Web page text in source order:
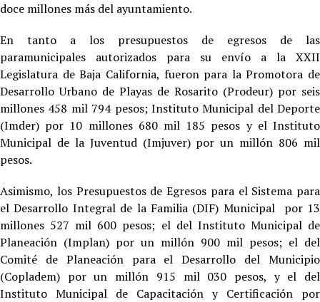
doce millones más del ayuntamiento.
En tanto a los presupuestos de egresos de las
paramunicipales autorizados para su envío a la XXII
Legislatura de Baja California, fueron para la Promotora de
Desarrollo Urbano de Playas de Rosarito (Prodeur) por seis
millones 458 mil 794 pesos; Instituto Municipal del Deporte
(Imder) por 10 millones 680 mil 185 pesos y el Instituto
Municipal de la Juventud (Imjuver) por un millón 806 mil
pesos.
Asimismo, los Presupuestos de Egresos para el Sistema para
el Desarrollo Integral de la Familia (DIF) Municipal por 13
millones 527 mil 600 pesos; el del Instituto Municipal de
Planeación (Implan) por un millón 900 mil pesos; el del
Comité de Planeación para el Desarrollo del Municipio
(Copladem) por un millón 915 mil 030 pesos, y el del
Instituto Municipal de Capacitación y Certificación por